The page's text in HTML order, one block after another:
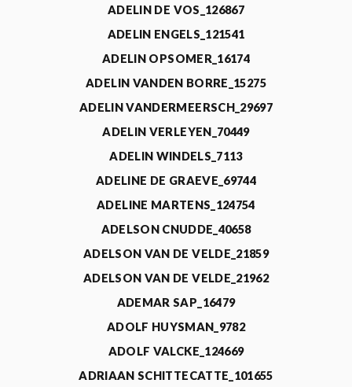
ADELIN DE VOS_126867
ADELIN ENGELS_121541
ADELIN OPSOMER_16174
ADELIN VANDEN BORRE_15275
ADELIN VANDERMEERSCH_29697
ADELIN VERLEYEN_70449
ADELIN WINDELS_7113
ADELINE DE GRAEVE_69744
ADELINE MARTENS_124754
ADELSON CNUDDE_40658
ADELSON VAN DE VELDE_21859
ADELSON VAN DE VELDE_21962
ADEMAR SAP_16479
ADOLF HUYSMAN_9782
ADOLF VALCKE_124669
ADRIAAN SCHITTECATTE_101655